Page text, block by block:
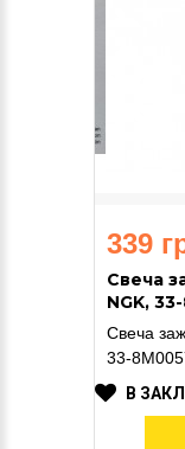
339
Свеча
NGK,
Свеча
33-
В